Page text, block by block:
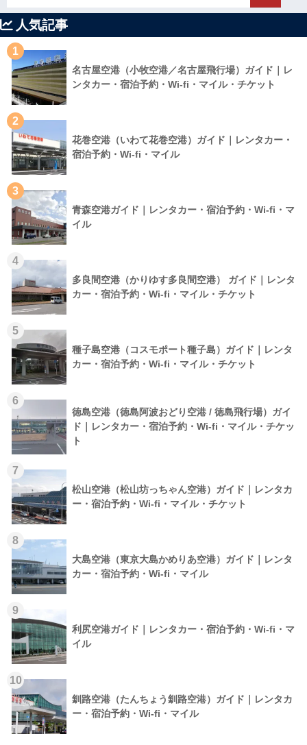
人気記事
1
名古屋空港（小牧空港／名古屋飛行場）ガイド｜レ
ンタカー・宿泊予約・Wi-fi・マイル・チケット
2
花巻空港（いわて花巻空港）ガイド｜レンタカー・
宿泊予約・Wi-fi・マイル
3
青森空港ガイド｜レンタカー・宿泊予約・Wi-fi・マ
イル
4
多良間空港（かりゆす多良間空港） ガイド｜レンタ
カー・宿泊予約・Wi-fi・マイル・チケット
5
種子島空港（コスモポート種子島）ガイド｜レンタ
カー・宿泊予約・Wi-fi・マイル・チケット
6
徳島空港（徳島阿波おどり空港 / 徳島飛行場）ガイ
ド｜レンタカー・宿泊予約・Wi-fi・マイル・チケッ
ト
7
松山空港（松山坊っちゃん空港）ガイド｜レンタカ
ー・宿泊予約・Wi-fi・マイル・チケット
8
大島空港（東京大島かめりあ空港）ガイド｜レンタ
カー・宿泊予約・Wi-fi・マイル
9
利尻空港ガイド｜レンタカー・宿泊予約・Wi-fi・マ
イル
10
釧路空港（たんちょう釧路空港）ガイド｜レンタカ
ー・宿泊予約・Wi-fi・マイル